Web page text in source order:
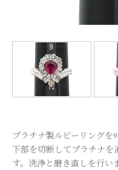
プラチナ製ルビーリングを
下部を切断してプラチナを
す。洗浄と磨き直しを行い